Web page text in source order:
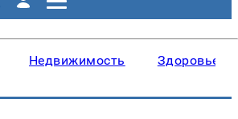
Недвижимость Здоровье